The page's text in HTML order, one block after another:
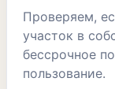
Проверяем,
участок в
бессрочное
пользование.